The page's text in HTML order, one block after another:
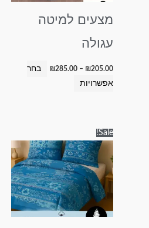
מצעים למיטה
עגולה
₪205.00
–
₪285.00
בחר
אפשרויות
לבחור
בעמוד
Sale!
מחירים:
⁦₪95.00⁩
עד
⁦₪300.00⁩
זה
יש
מספר
סוגים.
ניתן